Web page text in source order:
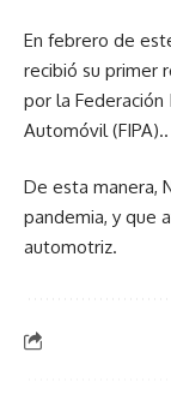
En febrero de
recibió su primer
por la
Automóvil (FIPA)..
De esta manera,
pandemia, y que
automotriz.